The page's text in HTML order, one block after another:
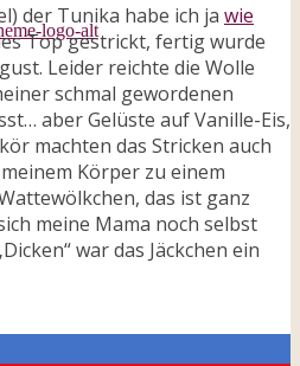
der Tunika habe ich ja wie
Top gestrickt, fertig wurde
Leider reichte die Wolle
schmal gewordenen
aber Gelüste auf Vanille-Eis,
machten das Stricken auch
Körper zu einem
das ist ganz
meine Mama noch selbst
war das Jäckchen ein